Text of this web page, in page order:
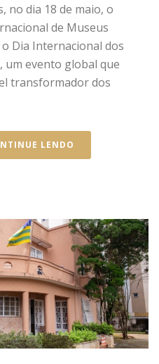
no dia 18 de maio, o
de Museus
Dia Internacional dos
um evento global que
transformador dos
LENDO